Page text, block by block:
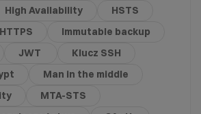
High Availability
HSTS
HTTPS
Immutable backup
JWT
Klucz SSH
Man in the middle
MTA-STS